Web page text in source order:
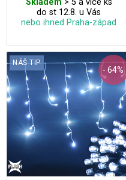
Skladem > 5 a více ks
do st 12.8. u Vás
nebo ihned Praha-západ
- 64%
NÁŠ TIP